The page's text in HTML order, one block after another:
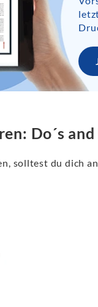
Do´s and
solltest du dich